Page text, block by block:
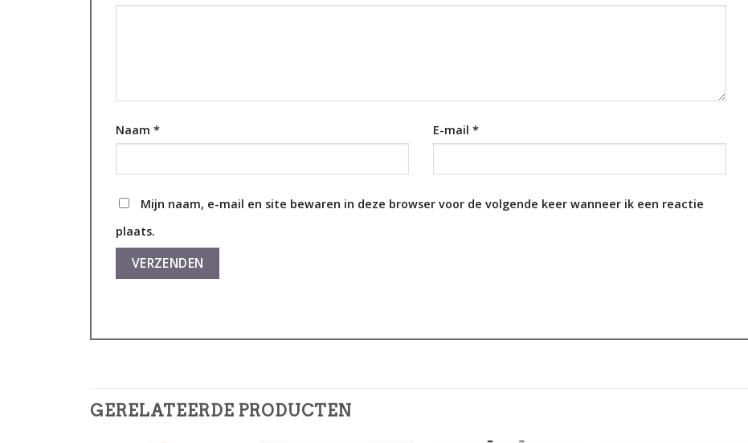
Naam * E-mail *
Mijn naam, e-mail en site bewaren in deze browser voor de volgende keer wanneer ik een reactie
plaats.
GERELATEERDE PRODUCTEN